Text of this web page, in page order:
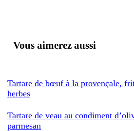
Vous aimerez aussi
Tartare de bœuf à la provençale,
herbes
Tartare de veau au condiment
parmesan